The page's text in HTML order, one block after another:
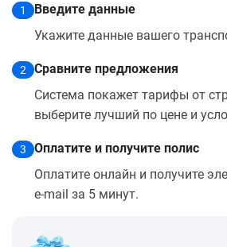
1
Введите данные
Укажите данные вашего
2
Сравните предложения
Система покажет тарифы от
выберите лучший по цене и
3
Оплатите и получите полис
Оплатите онлайн и получите
e-mail за 5 минут.